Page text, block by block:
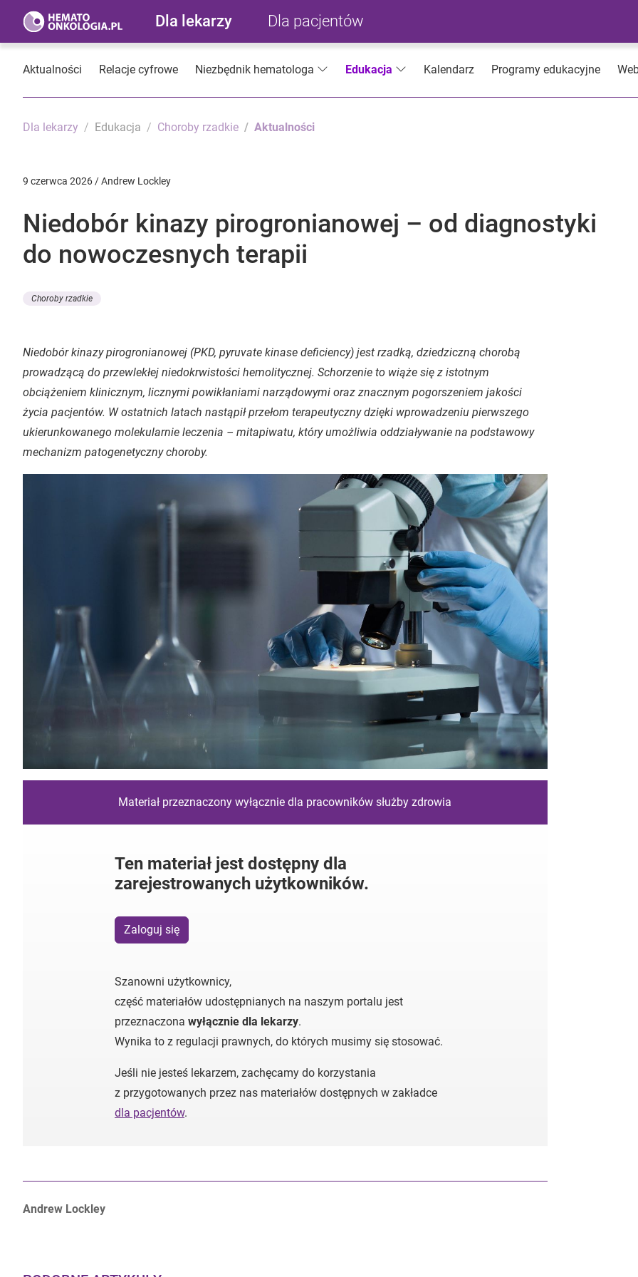
Dla lekarzy Dla pacjentów
Aktualności Relacje cyfrowe Niezbędnik hematologa Edukacja Kalendarz Programy edukacyjne
Dla lekarzy Edukacja Choroby rzadkie Aktualności
9 czerwca 2026 / Andrew Lockley
Niedobór kinazy pirogronianowej – od diagnostyki
do nowoczesnych terapii
Choroby rzadkie
Niedobór kinazy pirogronianowej (PKD, pyruvate kinase deficiency) jest rzadką, dziedziczną chorobą
prowadzącą do przewlekłej niedokrwistości hemolitycznej. Schorzenie to wiąże się z istotnym
obciążeniem klinicznym, licznymi powikłaniami narządowymi oraz znacznym pogorszeniem jakości
życia pacjentów. W ostatnich latach nastąpił przełom terapeutyczny dzięki wprowadzeniu pierwszego
ukierunkowanego molekularnie leczenia – mitapiwatu, który umożliwia oddziaływanie na podstawowy
mechanizm patogenetyczny choroby.
Materiał przeznaczony wyłącznie dla pracowników służby zdrowia
Ten materiał jest dostępny dla
zarejestrowanych użytkowników.
Zaloguj się
Szanowni użytkownicy,
część materiałów udostępnianych na naszym portalu jest
przeznaczona wyłącznie dla lekarzy.
Wynika to z regulacji prawnych, do których musimy się stosować.
Jeśli nie jesteś lekarzem, zachęcamy do korzystania
z przygotowanych przez nas materiałów dostępnych w zakładce
dla pacjentów.
Autorzy:
Andrew Lockley